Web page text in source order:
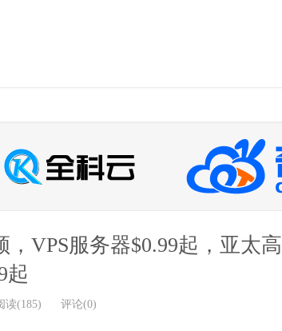
VPS服务器$0.99起，亚太高
起
读(185) 评论(0)